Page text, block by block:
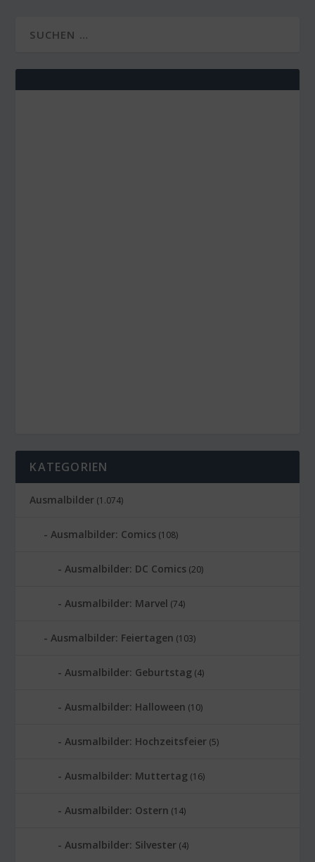
KATEGORIEN
Ausmalbilder (1.074)
Ausmalbilder: Comics (108)
Ausmalbilder: DC Comics (20)
Ausmalbilder: Marvel (74)
Ausmalbilder: Feiertagen (103)
Ausmalbilder: Geburtstag (4)
Ausmalbilder: Halloween (10)
Ausmalbilder: Hochzeitsfeier (5)
Ausmalbilder: Muttertag (16)
Ausmalbilder: Ostern (14)
Ausmalbilder: Silvester (4)